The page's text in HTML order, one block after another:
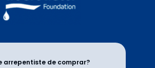
arrepentiste de comprar?